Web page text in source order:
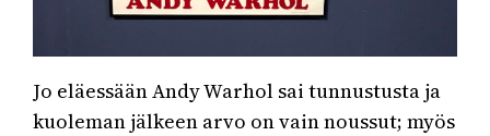
Jo eläessään Andy Warhol sai tunnustusta ja
kuoleman jälkeen arvo on vain noussut; myös